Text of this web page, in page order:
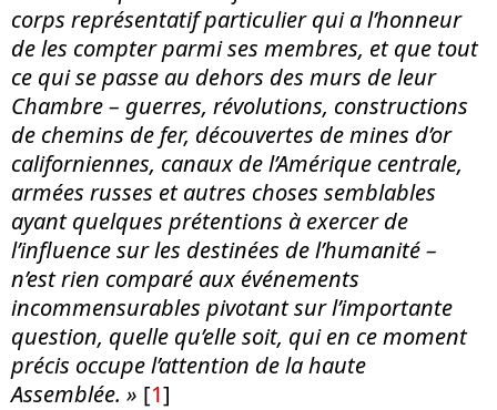
corps représentatif particulier qui a l’honneur
de les compter parmi ses membres, et que tout
ce qui se passe au dehors des murs de leur
Chambre – guerres, révolutions, constructions
de chemins de fer, découvertes de mines d’or
californiennes, canaux de l’Amérique centrale,
armées russes et autres choses semblables
ayant quelques prétentions à exercer de
l’influence sur les destinées de l’humanité –
n’est rien comparé aux événements
incommensurables pivotant sur l’importante
question, quelle qu’elle soit, qui en ce moment
précis occupe l’attention de la haute
Assemblée. » [1]